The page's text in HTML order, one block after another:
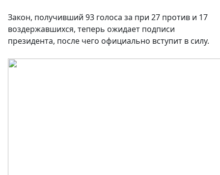
Закон, получивший 93 голоса за при 27 против и 17
воздержавшихся, теперь ожидает подписи
президента, после чего официально вступит в силу.